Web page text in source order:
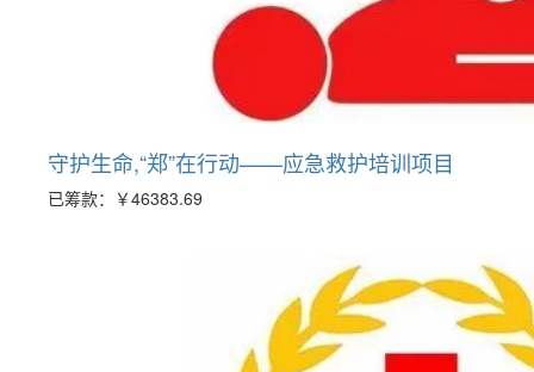
守护生命,“郑”在行动——应急救护培训项目
已筹款： ￥46383.69